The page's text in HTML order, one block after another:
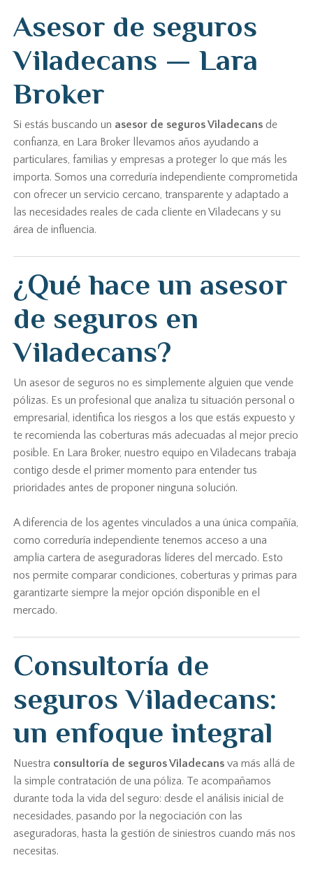
Asesor de seguros
Viladecans — Lara
Broker
Si estás buscando un asesor de seguros Viladecans de
confianza, en Lara Broker llevamos años ayudando a
particulares, familias y empresas a proteger lo que más les
importa. Somos una correduría independiente comprometida
con ofrecer un servicio cercano, transparente y adaptado a
las necesidades reales de cada cliente en Viladecans y su
área de influencia.
¿Qué hace un asesor
de seguros en
Viladecans?
Un asesor de seguros no es simplemente alguien que vende
pólizas. Es un profesional que analiza tu situación personal o
empresarial, identifica los riesgos a los que estás expuesto y
te recomienda las coberturas más adecuadas al mejor precio
posible. En Lara Broker, nuestro equipo en Viladecans trabaja
contigo desde el primer momento para entender tus
prioridades antes de proponer ninguna solución.
A diferencia de los agentes vinculados a una única compañía,
como correduría independiente tenemos acceso a una
amplia cartera de aseguradoras líderes del mercado. Esto
nos permite comparar condiciones, coberturas y primas para
garantizarte siempre la mejor opción disponible en el
mercado.
Consultoría de
seguros Viladecans:
un enfoque integral
Nuestra consultoría de seguros Viladecans va más allá de
la simple contratación de una póliza. Te acompañamos
durante toda la vida del seguro: desde el análisis inicial de
necesidades, pasando por la negociación con las
aseguradoras, hasta la gestión de siniestros cuando más nos
necesitas.